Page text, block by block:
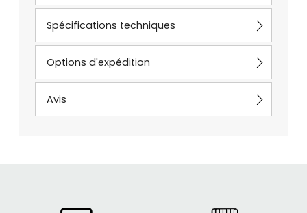
Spécifications techniques
Options d'expédition
Avis